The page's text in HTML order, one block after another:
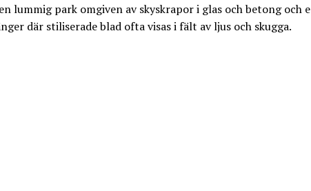
lummig park omgiven av skyskrapor i glas och betong
där stiliserade blad ofta visas i fält av ljus och skugga.